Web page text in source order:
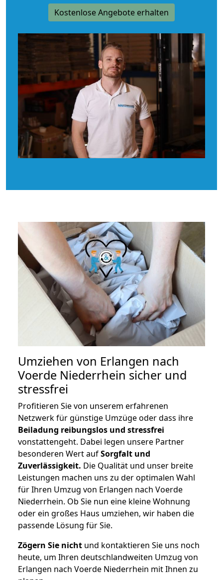
Kostenlose Angebote erhalten
Umziehen von Erlangen nach
Voerde Niederrhein sicher und
stressfrei
Profitieren Sie von unserem erfahrenen
Netzwerk für günstige Umzüge oder dass ihre
Beiladung reibungslos und stressfrei
vonstattengeht. Dabei legen unsere Partner
besonderen Wert aufSorgfalt und
Zuverlässigkeit. Die Qualität und unser breite
Leistungen machen uns zu der optimalen Wahl
für Ihren Umzug von Erlangen nach Voerde
Niederrhein. Ob Sie nun eine kleine Wohnung
oder ein großes Haus umziehen, wir haben die
passende Lösung für Sie.
Zögern Sie nicht und kontaktieren Sie uns noch
heute, um Ihren deutschlandweiten Umzug von
Erlangen nach Voerde Niederrhein mit Ihnen zu